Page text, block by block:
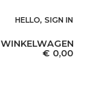
HELLO, SIGN IN
WINKELWAGEN
€ 0,00